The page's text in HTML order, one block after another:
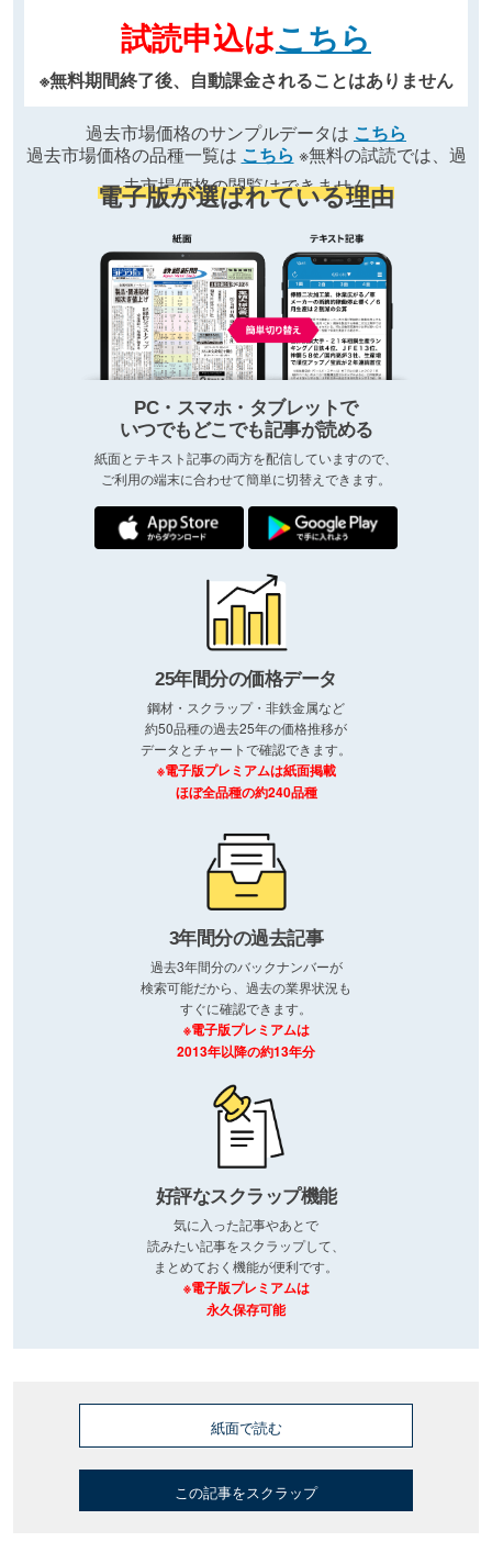
試読申込はこちら
※無料期間終了後、自動課金されることはありません
過去市場価格のサンプルデータは こちら
過去市場価格の品種一覧は こちら ※無料の試読では、過
去市場価格の閲覧はできません
電子版が選ばれている理由
PC・スマホ・タブレットで
いつでもどこでも記事が読める
紙面とテキスト記事の両方を配信していますので、
ご利用の端末に合わせて簡単に切替えできます。
25年間分の価格データ
鋼材・スクラップ・非鉄金属など
約50品種の過去25年の価格推移が
データとチャートで確認できます。
※電子版プレミアムは紙面掲載
ほぼ全品種の約240品種
3年間分の過去記事
過去3年間分のバックナンバーが
検索可能だから、過去の業界状況も
すぐに確認できます。
※電子版プレミアムは
2013年以降の約13年分
好評なスクラップ機能
気に入った記事やあとで
読みたい記事をスクラップして、
まとめておく機能が便利です。
※電子版プレミアムは
永久保存可能
紙面で読む
この記事をスクラップ